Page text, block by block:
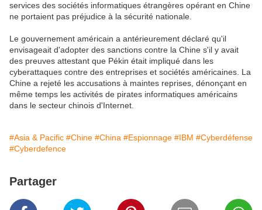
services des sociétés informatiques étrangères opérant en Chine
ne portaient pas préjudice à la sécurité nationale.
Le gouvernement américain a antérieurement déclaré qu'il
envisageait d'adopter des sanctions contre la Chine s'il y avait
des preuves attestant que Pékin était impliqué dans les
cyberattaques contre des entreprises et sociétés américaines. La
Chine a rejeté les accusations à maintes reprises, dénonçant en
même temps les activités de pirates informatiques américains
dans le secteur chinois d'Internet.
#Asia & Pacific #Chine #China #Espionnage #IBM #Cyberdéfense
#Cyberdefence
Partager